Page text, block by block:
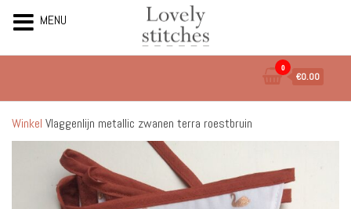
de
inhoud
0
€0.00
Winkel Vlaggenlijn metallic zwanen terra roestbruin
MENU